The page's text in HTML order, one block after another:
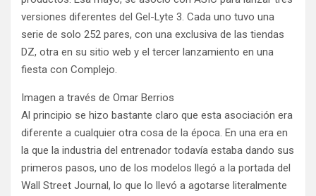
versiones diferentes del Gel-Lyte 3. Cada uno tuvo una
serie de solo 252 pares, con una exclusiva de las tiendas
DZ, otra en su sitio web y el tercer lanzamiento en una
fiesta con Complejo.
Imagen a través de Omar Berrios
Al principio se hizo bastante claro que esta asociación era
diferente a cualquier otra cosa de la época. En una era en
la que la industria del entrenador todavía estaba dando sus
primeros pasos, uno de los modelos llegó a la portada del
Wall Street Journal, lo que lo llevó a agotarse literalmente